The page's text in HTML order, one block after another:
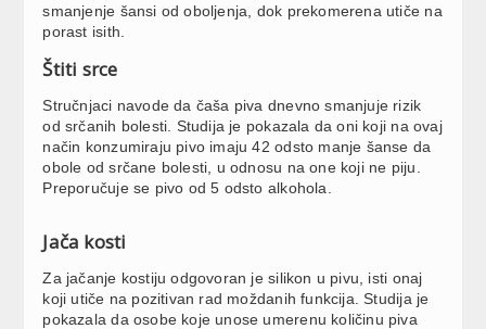
smanjenje šansi od oboljenja, dok prekomerena utiče na
porast isith.
Štiti srce
Stručnjaci navode da čaša piva dnevno smanjuje rizik
od srčanih bolesti. Studija je pokazala da oni koji na ovaj
način konzumiraju pivo imaju 42 odsto manje šanse da
obole od srčane bolesti, u odnosu na one koji ne piju.
Preporučuje se pivo od 5 odsto alkohola.
Jača kosti
Za jačanje kostiju odgovoran je silikon u pivu, isti onaj
koji utiče na pozitivan rad moždanih funkcija. Studija je
pokazala da osobe koje unose umerenu količinu piva